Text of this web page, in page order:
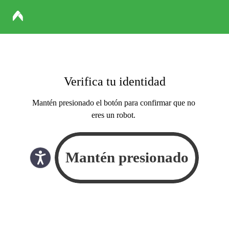
Verifica tu identidad
Mantén presionado el botón para confirmar que no
eres un robot.